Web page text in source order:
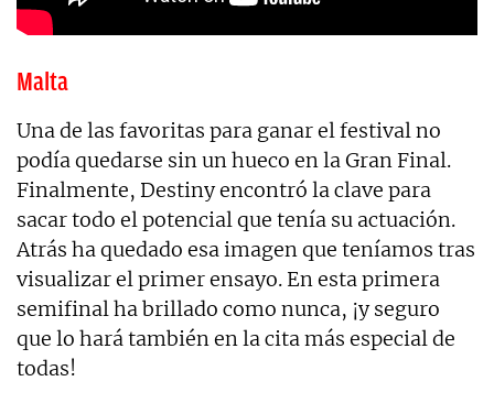
Malta
Una de las favoritas para ganar el festival no
podía quedarse sin un hueco en la Gran Final.
Finalmente, Destiny encontró la clave para
sacar todo el potencial que tenía su actuación.
Atrás ha quedado esa imagen que teníamos tras
visualizar el primer ensayo. En esta primera
semifinal ha brillado como nunca, ¡y seguro
que lo hará también en la cita más especial de
todas!